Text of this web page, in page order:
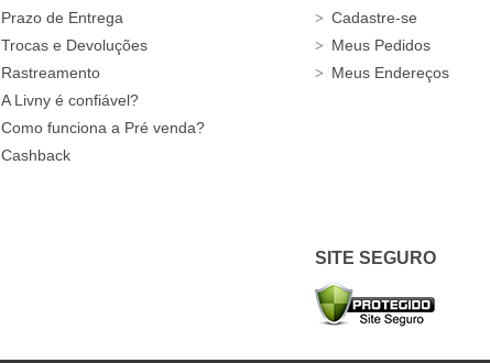
Prazo de Entrega
Trocas e Devoluções
Rastreamento
A Livny é confiável?
Como funciona a Pré venda?
Cashback
Cadastre-se
Meus Pedidos
Meus Endereços
SITE SEGURO